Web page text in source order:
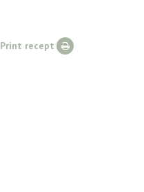
Print recept